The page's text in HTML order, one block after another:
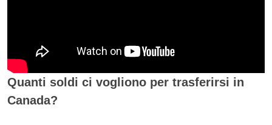
Quanti soldi ci vogliono per trasferirsi in
Canada?